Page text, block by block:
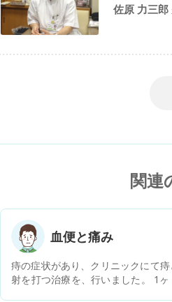
佐原 力三郎
関連
血便と痛み
痔の症状があり、クリニックにて
射を打つ治療を、行いました。 1